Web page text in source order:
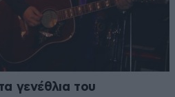
γενέθλια του